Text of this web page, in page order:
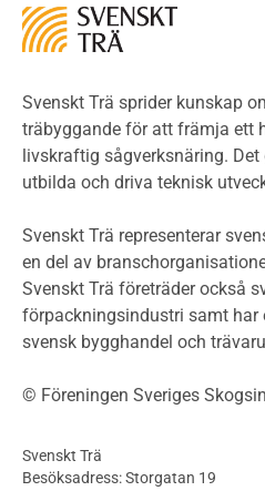
Miljöeffekter
LCA
Miljödeklarationer och
Termer och förkortningar
Planering
Klimatkalkylator hallar
Projektering av trähus -
Byggsystem
Fasadsystem i
Bullerskärmar och andra
Byggnation och utförande
Utförande
Svenskt Trä sprider kunskap
träbyggande för att främja ett
livskraftig sågverksnäring.
utbilda och driva teknisk
Svenskt Trä representerar
en del av
Svenskt Trä företräder också
förpackningsindustri samt har
svensk bygghandel och
© Föreningen Sveriges
Svenskt Trä
Besöksadress: Storgatan 19